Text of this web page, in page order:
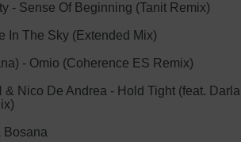
- Sense Of Beginning (Tanit Remix)
In The Sky (Extended Mix)
- Omio (Coherence ES Remix)
& Nico De Andrea - Hold Tight (feat.
Bosana